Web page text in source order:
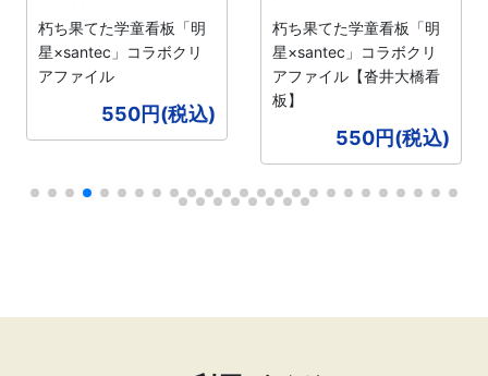
朽ち果てた学童看板「明
星×santec」コラボクリ
アファイル
550円(税込)
朽ち果てた学童看板「明
星×santec」コラボクリ
アファイル【沓井大橋看
板】
550円(税込)